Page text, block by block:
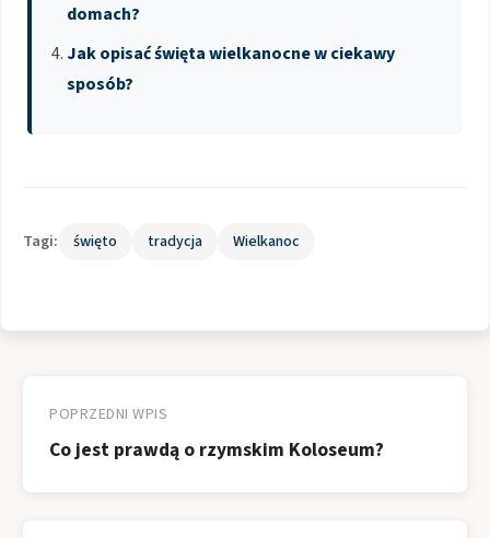
domach?
Jak opisać święta wielkanocne w ciekawy
sposób?
Tagi: święto tradycja Wielkanoc
wpisu
POPRZEDNI WPIS
Co jest prawdą o rzymskim Koloseum?